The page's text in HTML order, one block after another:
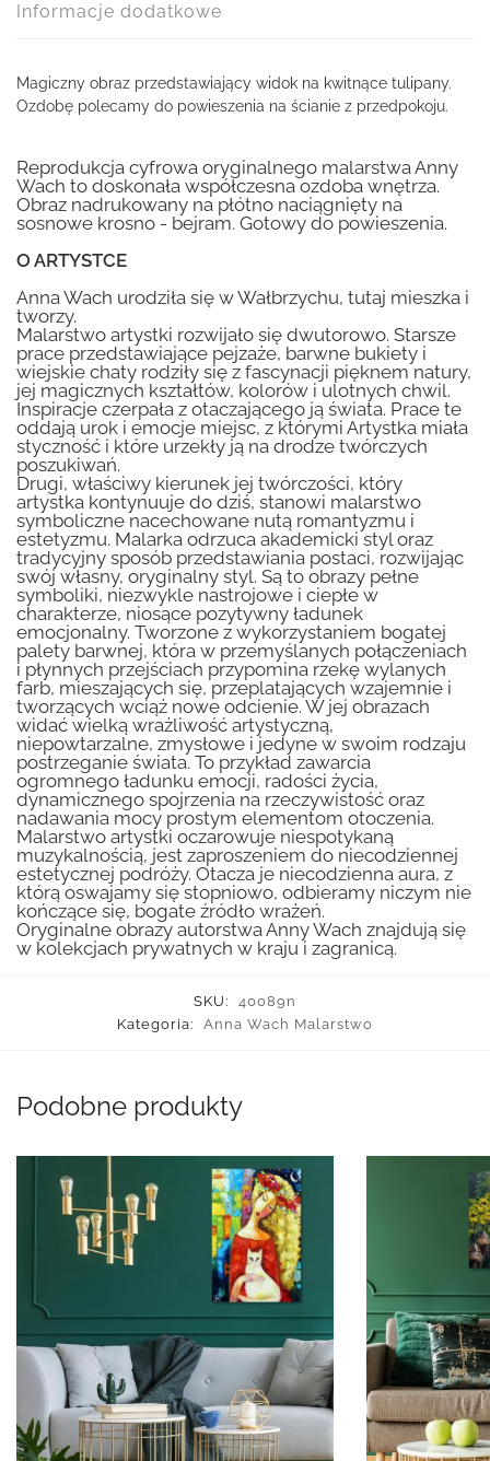
Informacje dodatkowe
Magiczny obraz przedstawiający widok na kwitnące tulipany.
Ozdobę polecamy do powieszenia na ścianie z przedpokoju.
Reprodukcja cyfrowa oryginalnego malarstwa Anny
Wach to doskonała współczesna ozdoba wnętrza.
Obraz nadrukowany na płótno naciągnięty na
sosnowe krosno - bejram. Gotowy do powieszenia.
O ARTYSTCE
Anna Wach urodziła się w Wałbrzychu, tutaj mieszka i
tworzy.
Malarstwo artystki rozwijało się dwutorowo. Starsze
prace przedstawiające pejzaże, barwne bukiety i
wiejskie chaty rodziły się z fascynacji pięknem natury,
jej magicznych kształtów, kolorów i ulotnych chwil.
Inspiracje czerpała z otaczającego ją świata. Prace te
oddają urok i emocje miejsc, z którymi Artystka miała
styczność i które urzekły ją na drodze twórczych
poszukiwań.
Drugi, właściwy kierunek jej twórczości, który
artystka kontynuuje do dziś, stanowi malarstwo
symboliczne nacechowane nutą romantyzmu i
estetyzmu. Malarka odrzuca akademicki styl oraz
tradycyjny sposób przedstawiania postaci, rozwijając
swój własny, oryginalny styl. Są to obrazy pełne
symboliki, niezwykle nastrojowe i ciepłe w
charakterze, niosące pozytywny ładunek
emocjonalny. Tworzone z wykorzystaniem bogatej
palety barwnej, która w przemyślanych połączeniach
i płynnych przejściach przypomina rzekę wylanych
farb, mieszających się, przeplatających wzajemnie i
tworzących wciąż nowe odcienie. W jej obrazach
widać wielką wrażliwość artystyczną,
niepowtarzalne, zmysłowe i jedyne w swoim rodzaju
postrzeganie świata. To przykład zawarcia
ogromnego ładunku emocji, radości życia,
dynamicznego spojrzenia na rzeczywistość oraz
nadawania mocy prostym elementom otoczenia.
Malarstwo artystki oczarowuje niespotykaną
muzykalnością, jest zaproszeniem do niecodziennej
estetycznej podróży. Otacza je niecodzienna aura, z
którą oswajamy się stopniowo, odbieramy niczym nie
kończące się, bogate źródło wrażeń.
Oryginalne obrazy autorstwa Anny Wach znajdują się
w kolekcjach prywatnych w kraju i zagranicą.
SKU:
40089n
Kategoria:
Anna Wach Malarstwo
Podobne produkty